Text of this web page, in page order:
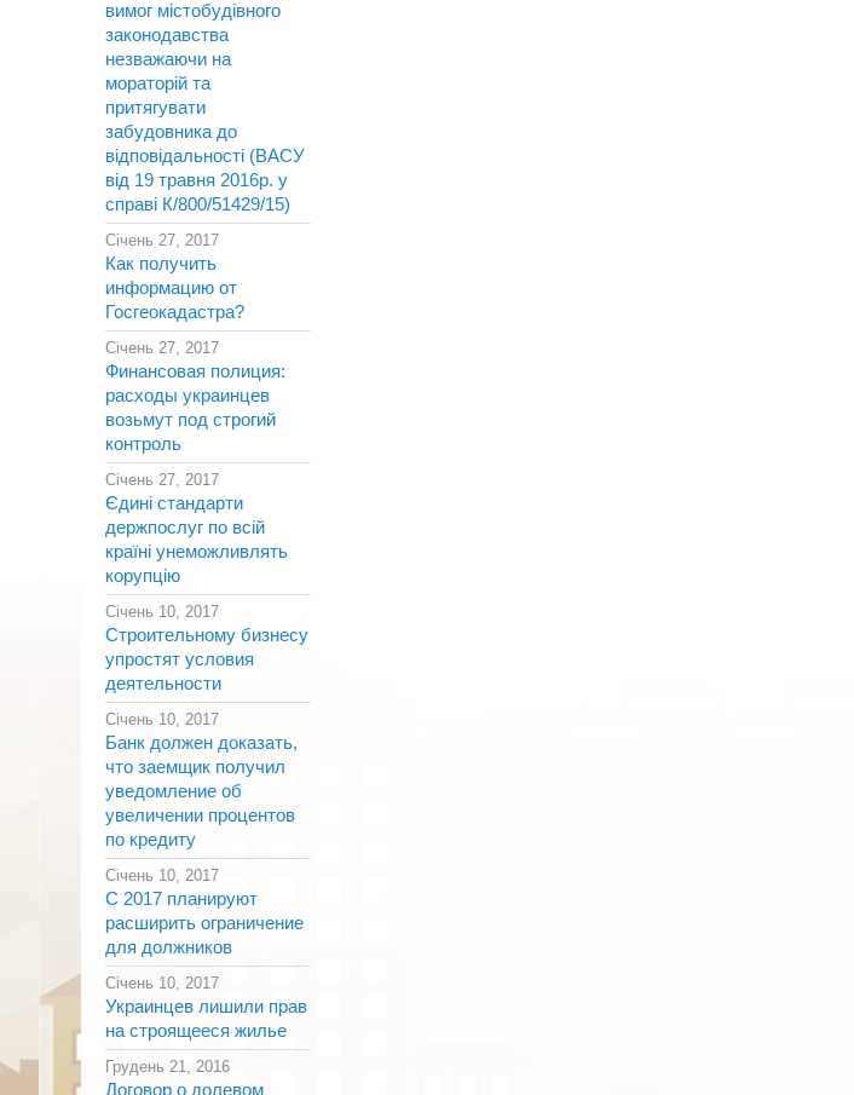
вимог містобудівного
законодавства
незважаючи на
мораторій та
притягувати
забудовника до
відповідальності (ВАСУ
від 19 травня 2016р. у
справі К/800/51429/15)
Січень 27, 2017
Как получить
информацию от
Госгеокадастра?
Січень 27, 2017
Финансовая полиция:
расходы украинцев
возьмут под строгий
контроль
Січень 27, 2017
Єдині стандарти
держпослуг по всій
країні унеможливлять
корупцію
Січень 10, 2017
Строительному бизнесу
упростят условия
деятельности
Січень 10, 2017
Банк должен доказать,
что заемщик получил
уведомление об
увеличении процентов
по кредиту
Січень 10, 2017
С 2017 планируют
расширить ограничение
для должников
Січень 10, 2017
Украинцев лишили прав
на строящееся жилье
Грудень 21, 2016
Договор о долевом